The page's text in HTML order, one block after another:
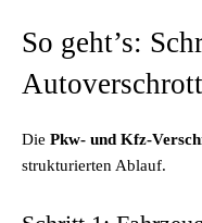
So geht’s:
Die Pkw- und Kfz-
strukturierten Ablauf.